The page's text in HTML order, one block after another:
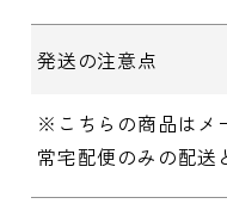
発送の注意点
※こちらの商品はメ
常宅配便のみの配送